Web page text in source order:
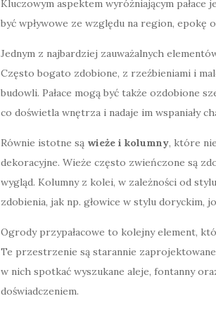
Kluczowym aspektem wyróżniającym
być wpływowe ze względu na region, epokę
Jednym z najbardziej zauważalnych
Często bogato zdobione, z rzeźbieniami i
budowli. Pałace mogą być także ozdobione
co doświetla wnętrza i nadaje im wspaniały
Równie istotne są wieże i kolumny, które
dekoracyjne. Wieże często zwieńczone są
wygląd. Kolumny z kolei, w zależności od
zdobienia, jak np. głowice w stylu doryckim,
Ogrody przypałacowe to kolejny element,
Te przestrzenie są starannie
w nich spotkać wyszukane aleje, fontanny
doświadczeniem.